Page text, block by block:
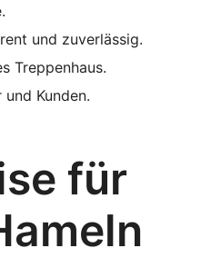
und zuverlässig.
Treppenhaus.
Kunden.
für